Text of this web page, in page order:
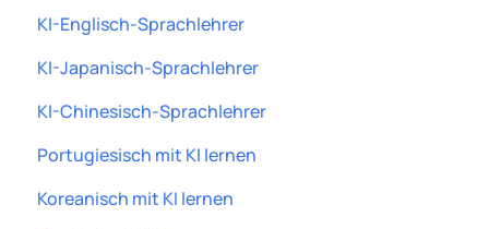
KI-Englisch-Sprachlehrer
KI-Japanisch-Sprachlehrer
KI-Chinesisch-Sprachlehrer
Portugiesisch mit KI lernen
Koreanisch mit KI lernen